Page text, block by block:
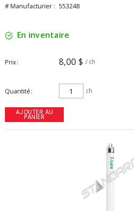
# Manufacturier : 553248
En inventaire
Prix 8,00 $ / ch
Quantité ch
AJOUTER AU
PANIER